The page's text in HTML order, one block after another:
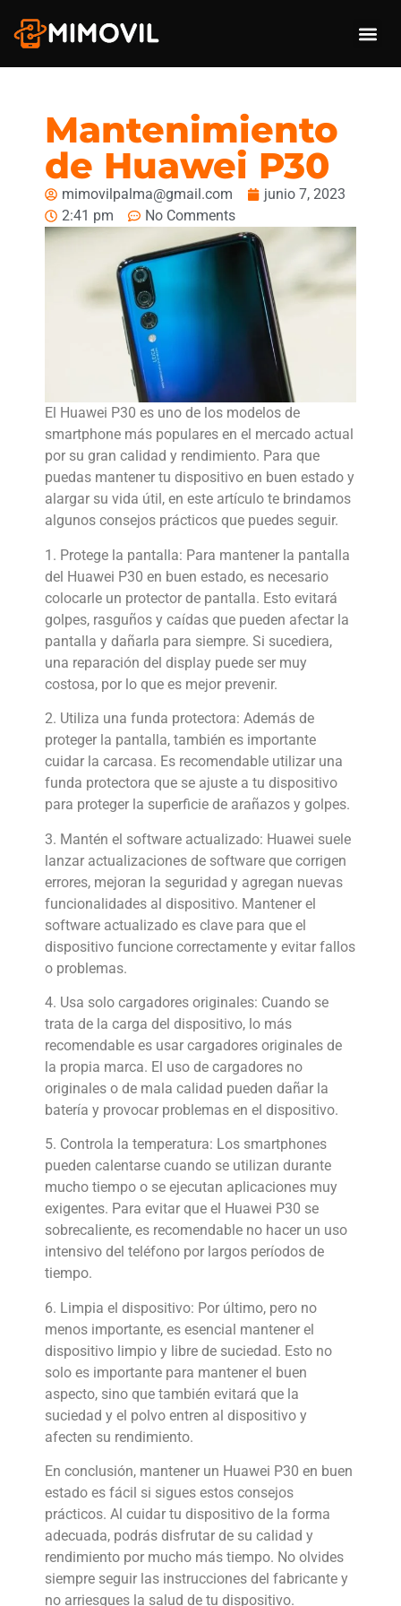
Mantenimiento
de Huawei P30
mimovilpalma@gmail.com
junio 7, 2023
2:41 pm
No Comments
El Huawei P30 es uno de los modelos de
smartphone más populares en el mercado actual
por su gran calidad y rendimiento. Para que
puedas mantener tu dispositivo en buen estado y
alargar su vida útil, en este artículo te brindamos
algunos consejos prácticos que puedes seguir.
1. Protege la pantalla: Para mantener la pantalla
del Huawei P30 en buen estado, es necesario
colocarle un protector de pantalla. Esto evitará
golpes, rasguños y caídas que pueden afectar la
pantalla y dañarla para siempre. Si sucediera,
una reparación del display puede ser muy
costosa, por lo que es mejor prevenir.
2. Utiliza una funda protectora: Además de
proteger la pantalla, también es importante
cuidar la carcasa. Es recomendable utilizar una
funda protectora que se ajuste a tu dispositivo
para proteger la superficie de arañazos y golpes.
3. Mantén el software actualizado: Huawei suele
lanzar actualizaciones de software que corrigen
errores, mejoran la seguridad y agregan nuevas
funcionalidades al dispositivo. Mantener el
software actualizado es clave para que el
dispositivo funcione correctamente y evitar fallos
o problemas.
4. Usa solo cargadores originales: Cuando se
trata de la carga del dispositivo, lo más
recomendable es usar cargadores originales de
la propia marca. El uso de cargadores no
originales o de mala calidad pueden dañar la
batería y provocar problemas en el dispositivo.
5. Controla la temperatura: Los smartphones
pueden calentarse cuando se utilizan durante
mucho tiempo o se ejecutan aplicaciones muy
exigentes. Para evitar que el Huawei P30 se
sobrecaliente, es recomendable no hacer un uso
intensivo del teléfono por largos períodos de
tiempo.
6. Limpia el dispositivo: Por último, pero no
menos importante, es esencial mantener el
dispositivo limpio y libre de suciedad. Esto no
solo es importante para mantener el buen
aspecto, sino que también evitará que la
suciedad y el polvo entren al dispositivo y
afecten su rendimiento.
En conclusión, mantener un Huawei P30 en buen
estado es fácil si sigues estos consejos
prácticos. Al cuidar tu dispositivo de la forma
adecuada, podrás disfrutar de su calidad y
rendimiento por mucho más tiempo. No olvides
siempre seguir las instrucciones del fabricante y
no arriesgues la salud de tu dispositivo.